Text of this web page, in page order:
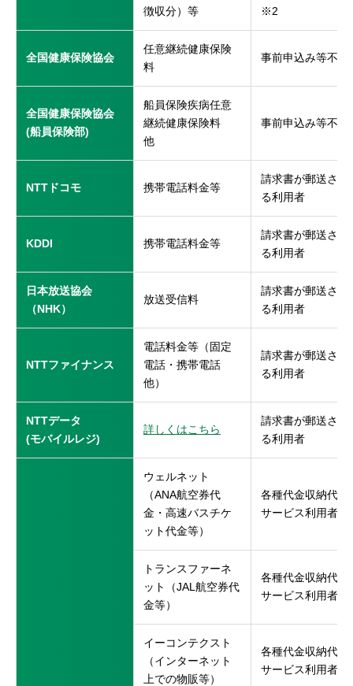
徴収分）等 ※2
全国健康保険協会
任意継続健康保険
料
事前申込み等不要
全国健康保険協会
(船員保険部)
船員保険疾病任意
継続健康保険料
他
事前申込み等不要
NTTドコモ 携帯電話料金等
請求書が郵送され
る利用者
KDDI 携帯電話料金等
請求書が郵送され
る利用者
日本放送協会
（NHK）
放送受信料
請求書が郵送され
る利用者
NTTファイナンス
電話料金等（固定
電話・携帯電話
他）
請求書が郵送され
る利用者
NTTデータ
(モバイルレジ)
詳しくはこちら
請求書が郵送され
る利用者
ウェルネット
（ANA航空券代
金・高速バスチケ
ット代金等）
各種代金収納代行
サービス利用者
トランスファーネ
ット（JAL航空券代
金等）
各種代金収納代行
サービス利用者
イーコンテクスト
（インターネット
上での物販等）
各種代金収納代行
サービス利用者